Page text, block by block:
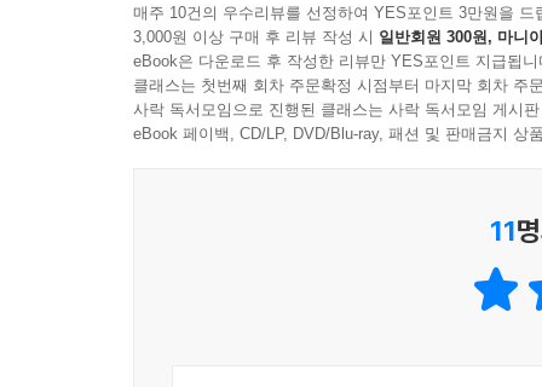
75세를 일기로 크질오르다에서 서거했기 때문이다.
구소련이 붕괴되는 1980년대 말까지 카자흐스
러시아 연해주 지역 위주였고, 이르쿠츠크 등에
입당한 일 등을 이유로 일부 역사학자들에게 ‘좌파
산포수 의병장, ‘저명한 조선 빨치산 대장’이라
군지휘관의 연합작전 및 수많은 독립운동가
독립운동가에게 전공을 빼앗기는 것은 바로잡아야
매주 10건의 우수리뷰를 선정하여 YES포인트 3만원을 드
3,000원 이상 구매 후 리뷰 작성 시 일반회원 300원, 마니
eBook은 다운로드 후 작성한 리뷰만 YES포인트 지급됩니
클래스는 첫번째 회차 주문확정 시점부터 마지막 회차 주
사락 독서모임으로 진행된 클래스는 사락 독서모임 게시
eBook 페이백, CD/LP, DVD/Blu-ray, 패션 및 판매금지 상
11